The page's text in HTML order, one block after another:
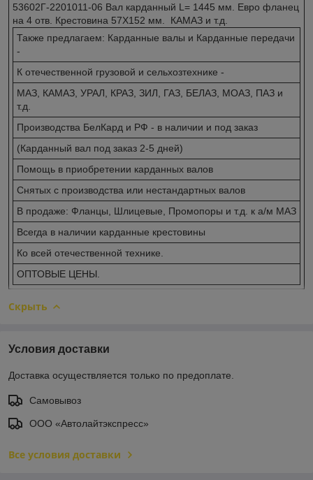
53602Г-2201011-06 Вал карданный L= 1445 мм. Евро фланец
на 4 отв. Крестовина 57Х152 мм. КАМАЗ и т.д.
Также предлагаем: Карданные валы и Карданные передачи
-
К отечественной грузовой и сельхозтехнике -
МАЗ, КАМАЗ, УРАЛ, КРАЗ, ЗИЛ, ГАЗ, БЕЛАЗ, МОАЗ, ПАЗ и
т.д.
Производства БелКард и РФ - в наличии и под заказ
(Карданный вал под заказ 2-5 дней)
Помощь в приобретении карданных валов
Снятых с производства или нестандартных валов
В продаже: Фланцы, Шлицевые, Промопоры и т.д. к а/м МАЗ
Всегда в наличии карданные крестовины
Ко всей отечественной технике.
ОПТОВЫЕ ЦЕНЫ.
Скрыть
Условия доставки
Доставка осуществляется только по предоплате.
Самовывоз
ООО «Автолайтэкспресс»
Все условия доставки